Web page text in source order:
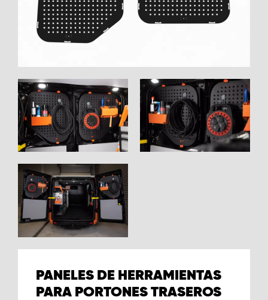
PANELES DE HERRAMIENTAS
PARA PORTONES TRASEROS